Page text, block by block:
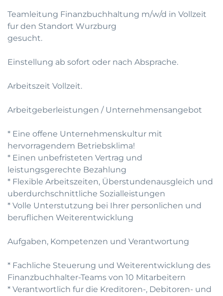
Teamleitung Finanzbuchhaltung m/w/d in Vollzeit
fur den Standort Wurzburg
gesucht.
Einstellung ab sofort oder nach Absprache.
Arbeitszeit Vollzeit.
Arbeitgeberleistungen / Unternehmensangebot
* Eine offene Unternehmenskultur mit
hervorragendem Betriebsklima!
* Einen unbefristeten Vertrag und
leistungsgerechte Bezahlung
* Flexible Arbeitszeiten, Überstundenausgleich und
uberdurchschnittliche Sozialleistungen
* Volle Unterstutzung bei Ihrer personlichen und
beruflichen Weiterentwicklung
Aufgaben, Kompetenzen und Verantwortung
* Fachliche Steuerung und Weiterentwicklung des
Finanzbuchhalter-Teams von 10 Mitarbeitern
* Verantwortlich fur die Kreditoren-, Debitoren- und